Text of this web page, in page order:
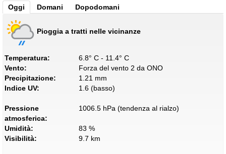
Oggi Domani Dopodomani
Pioggia a tratti nelle vicinanze
Temperatura:
6.8° C - 11.4° C
Vento:
Forza del vento 2 da ONO
Precipitazione:
1.21 mm
Indice UV:
1.6 (basso)
Pressione
atmosferica:
1006.5 hPa (tendenza al rialzo)
Umidità:
83 %
Visibilità:
9.7 km